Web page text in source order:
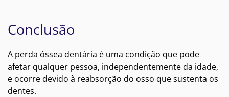
Conclusão
A perda óssea dentária é uma condição que pode
afetar qualquer pessoa, independentemente da idade,
e ocorre devido à reabsorção do osso que sustenta os
dentes.